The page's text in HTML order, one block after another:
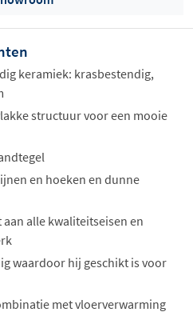
keramiek: krasbestendig,
structuur voor een mooie
en hoeken en dunne
alle kwaliteitseisen en
waardoor hij geschikt is voor
met vloerverwarming